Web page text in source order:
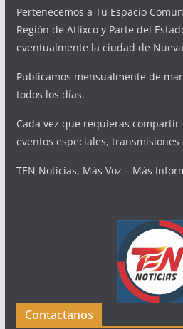
Pertenecemos a Tu Espacio
Región de Atlixco y Parte del
eventualmente la ciudad de
Publicamos mensualmente de
todos los días.
Cada vez que requieras
eventos especiales, transmisiones
TEN Noticias, Más Voz – Más
Contactanos